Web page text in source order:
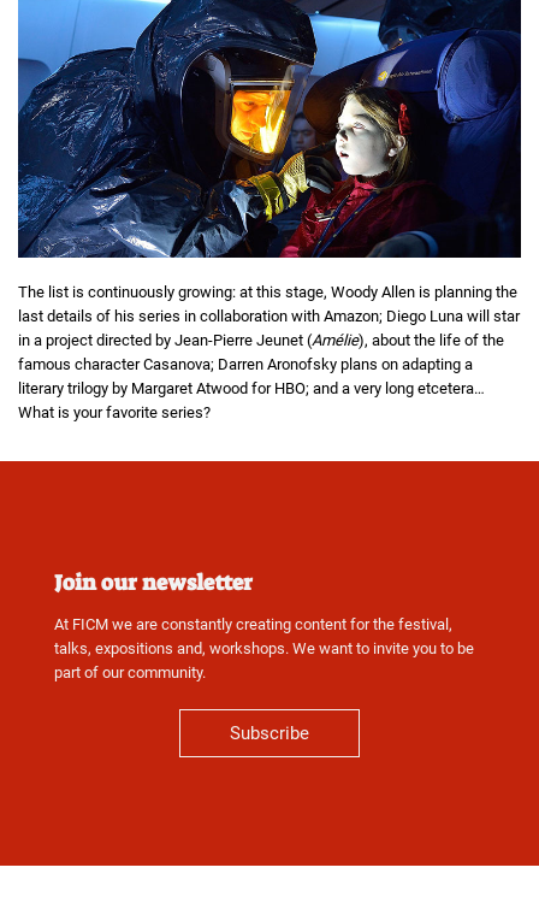
The list is continuously growing: at this stage, Woody Allen is planning the
last details of his series in collaboration with Amazon; Diego Luna will star
in a project directed by Jean-Pierre Jeunet (Amélie), about the life of the
famous character Casanova; Darren Aronofsky plans on adapting a
literary trilogy by Margaret Atwood for HBO; and a very long etcetera…
What is your favorite series?
Join our newsletter
At FICM we are constantly creating content for the festival,
talks, expositions and, workshops. We want to invite you to be
part of our community.
Subscribe